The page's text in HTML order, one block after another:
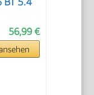
56,99 €